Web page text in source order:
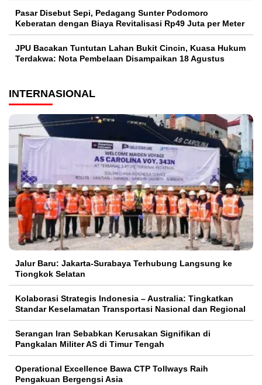
Pasar Disebut Sepi, Pedagang Sunter Podomoro
Keberatan dengan Biaya Revitalisasi Rp49 Juta per Meter
JPU Bacakan Tuntutan Lahan Bukit Cincin, Kuasa Hukum
Terdakwa: Nota Pembelaan Disampaikan 18 Agustus
INTERNASIONAL
Jalur Baru: Jakarta-Surabaya Terhubung Langsung ke
Tiongkok Selatan
Kolaborasi Strategis Indonesia – Australia: Tingkatkan
Standar Keselamatan Transportasi Nasional dan Regional
Serangan Iran Sebabkan Kerusakan Signifikan di
Pangkalan Militer AS di Timur Tengah
Operational Excellence Bawa CTP Tollways Raih
Pengakuan Bergengsi Asia